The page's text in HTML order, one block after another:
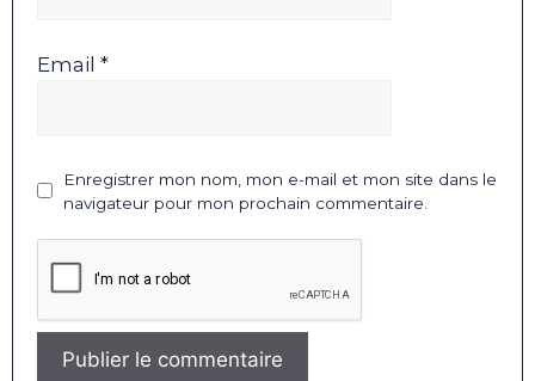
Email *
Enregistrer mon nom, mon e-mail et mon site dans le
navigateur pour mon prochain commentaire.